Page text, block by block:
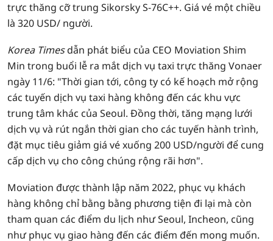
trực thăng cỡ trung Sikorsky S-76C++. Giá vé một chiều
là 320 USD/ người.
Korea Timesdẫn phát biểu của CEO Moviation Shim
Min trong buổi lễ ra mắt dịch vụ taxi trực thăng Vonaer
ngày 11/6: "Thời gian tới, công ty có kế hoạch mở rộng
các tuyến dịch vụ taxi hàng không đến các khu vực
trung tâm khác của Seoul. Đồng thời, tăng mạng lưới
dịch vụ và rút ngắn thời gian cho các tuyến hành trình,
đặt mục tiêu giảm giá vé xuống 200 USD/người để cung
cấp dịch vụ cho công chúng rộng rãi hơn".
Moviation được thành lập năm 2022, phục vụ khách
hàng không chỉ bằng bằng phương tiện đi lại mà còn
tham quan các điểm du lịch như Seoul, Incheon, cũng
như phục vụ giao hàng đến các điểm đến mong muốn.